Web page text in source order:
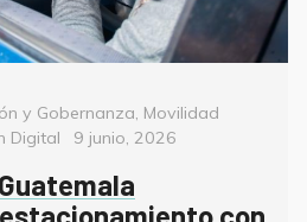
y Gobernanza, Movilidad
Digital
Posted
9 junio, 2026